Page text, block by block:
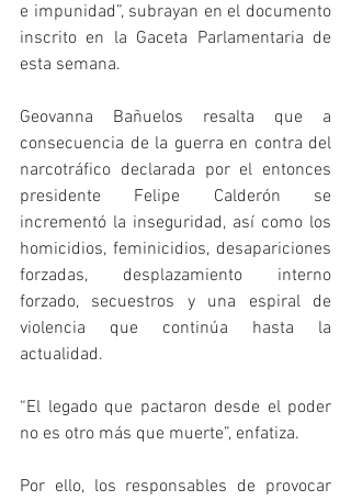
e impunidad”, subrayan en el documento
inscrito en la Gaceta Parlamentaria de
esta semana.
Geovanna Bañuelos resalta que a
consecuencia de la guerra en contra del
narcotráfico declarada por el entonces
presidente Felipe Calderón se
incrementó la inseguridad, así como los
homicidios, feminicidios, desapariciones
forzadas, desplazamiento interno
forzado, secuestros y una espiral de
violencia que continúa hasta la
actualidad.
“El legado que pactaron desde el poder
no es otro más que muerte”, enfatiza.
Por ello, los responsables de provocar